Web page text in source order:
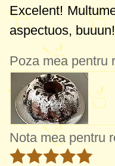
Excelent!
aspectuos, buuun!
Poza mea pentru
Nota mea pentru